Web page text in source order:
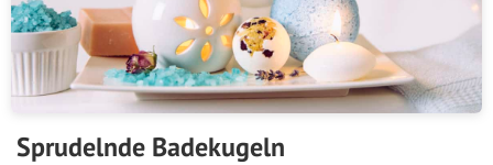
Sprudelnde Badekugeln